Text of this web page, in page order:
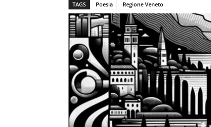
TAGS Poesia Regione Veneto